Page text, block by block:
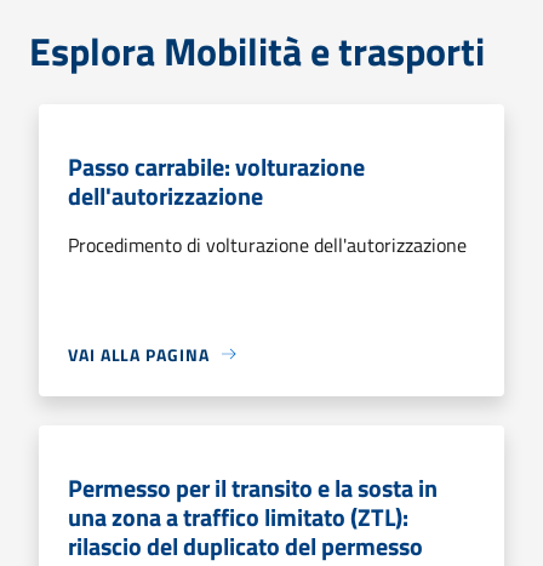
Esplora Mobilità e trasporti
Passo carrabile: volturazione
dell'autorizzazione
Procedimento di volturazione dell'autorizzazione
VAI ALLA PAGINA
Permesso per il transito e la sosta in
una zona a traffico limitato (ZTL):
rilascio del duplicato del permesso